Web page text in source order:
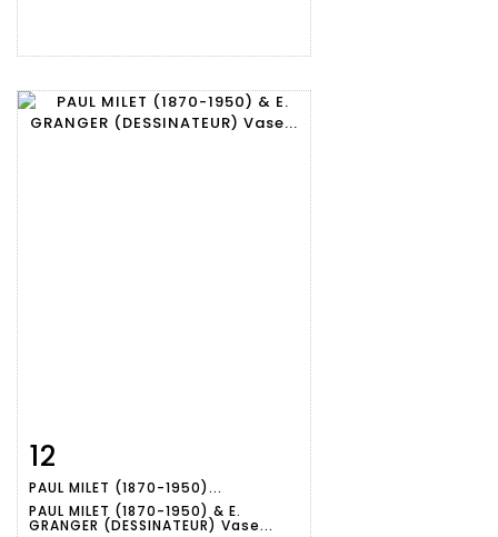
détaillée
12
PAUL MILET (1870-1950)...
PAUL MILET (1870-1950) & E.
GRANGER (DESSINATEUR) Vase...